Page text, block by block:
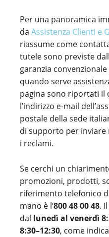
Per una panoramica
da Assistenza Clienti e
riassume come
tutele sono previste
garanzia
quando serve
pagina sono riportati il
l’indirizzo e-mail
postale della sede
di supporto per
i reclami.
Se cerchi un
promozioni, prodotti,
riferimento telefonico
mano è l’800 48 00 48.
dal lunedì al venerdì
8:30–12:30, come